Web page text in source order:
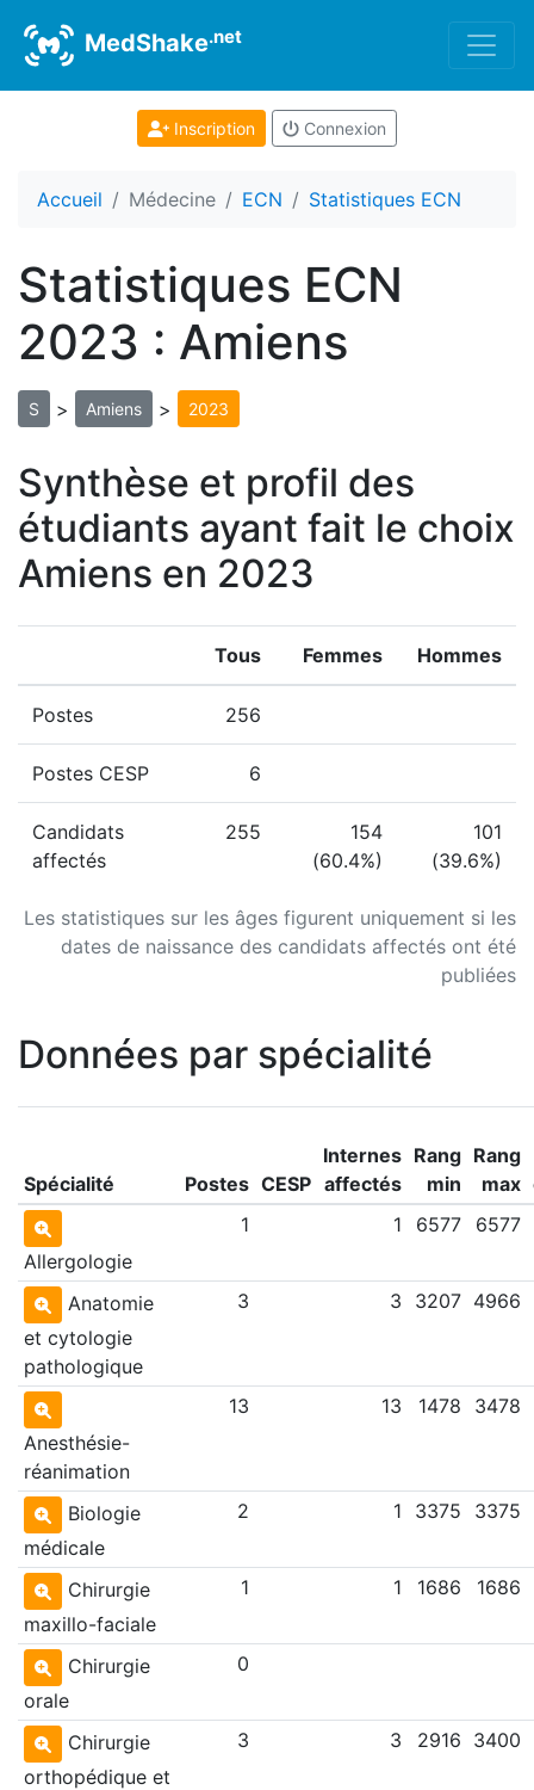
MedShake.net
Inscription Connexion
Accueil Médecine ECN Statistiques ECN
Statistiques ECN
2023 : Amiens
S > Amiens > 2023
Synthèse et profil des
étudiants ayant fait le choix
Amiens en 2023
Les statistiques sur les âges figurent uniquement si les
dates de naissance des candidats affectés ont été
publiées
Tous Femmes Hommes
Postes 256
Postes CESP 6
Candidats
affectés
255
154
(60.4%)
101
(39.6%)
Données par spécialité
Spécialité Postes CESP
Internes
affectés
Rang
min
Rang
max
Allergologie
1 1 6577 6577
Anatomie
et cytologie
pathologique
3 3 3207 4966
Anesthésie-
réanimation
13 13 1478 3478
Biologie
médicale
2 1 3375 3375
Chirurgie
maxillo-faciale
1 1 1686 1686
Chirurgie
orale
0
Chirurgie
orthopédique et
3 3 2916 3400